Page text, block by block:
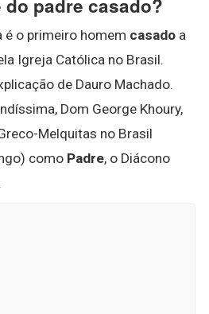
do padre casado?
é o primeiro homem casado a
Igreja Católica no Brasil.
de Dauro Machado.
Dom George Khoury,
Melquitas no Brasil
como Padre, o Diácono